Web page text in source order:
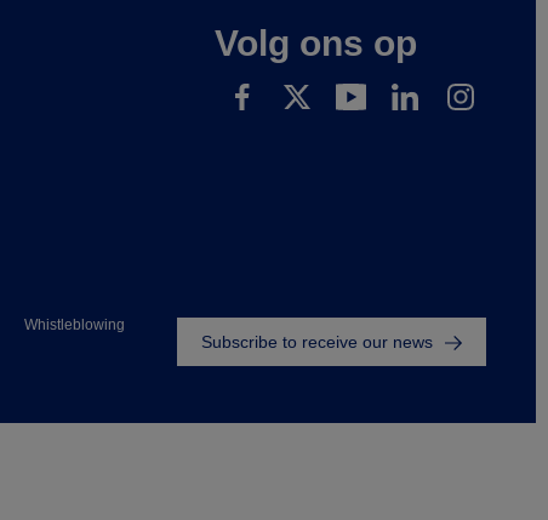
Volg ons op
Footer
Whistleblowing
Subscribe to receive our news